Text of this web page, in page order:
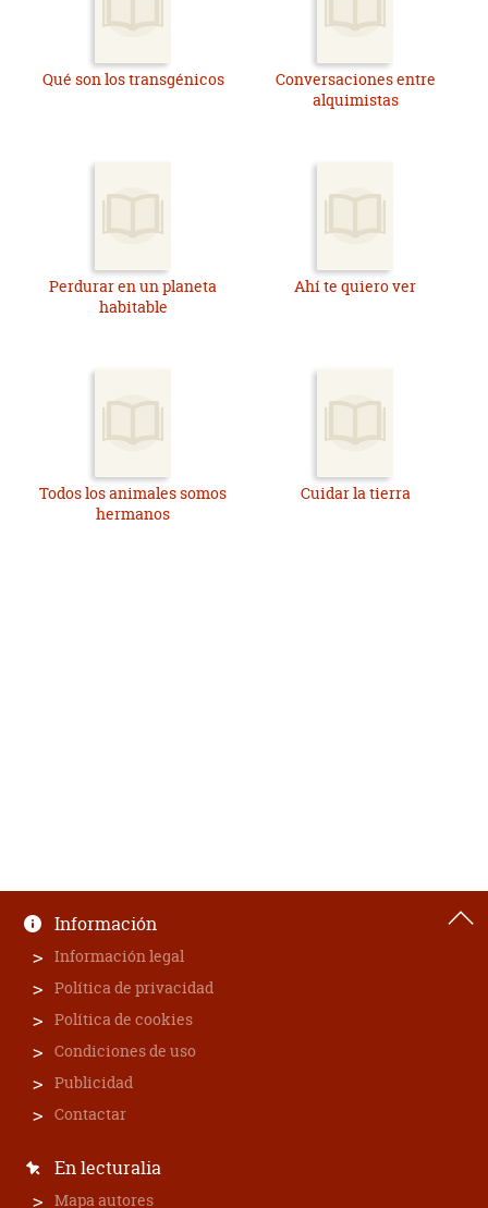
Qué son los transgénicos
Conversaciones entre
alquimistas
Perdurar en un planeta
habitable
Ahí te quiero ver
Todos los animales somos
hermanos
Cuidar la tierra
Información
Información legal
Política de privacidad
Política de cookies
Condiciones de uso
Publicidad
Contactar
En lecturalia
Mapa autores